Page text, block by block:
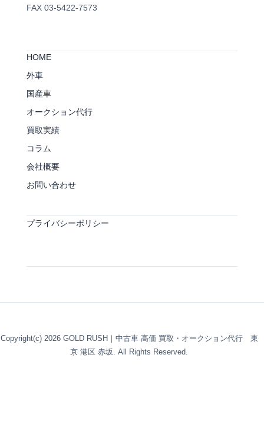
FAX 03-5422-7573
HOME
外車
国産車
オークション代行
買取実績
コラム
会社概要
お問い合わせ
プライバシーポリシー
Copyright(c) 2026 GOLD RUSH｜中古車 高価 買取・オークション代行 東
京 港区 赤坂. All Rights Reserved.